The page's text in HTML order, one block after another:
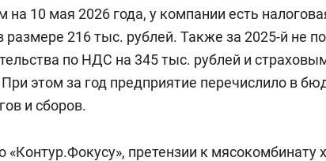
на 10 мая 2026 года, у компании есть
размере 216 тыс. рублей. Также за 2025-й не
по НДС на 345 тыс. рублей и
этом за год предприятие перечислило в
и сборов.
«Контур.Фокусу», претензии к мясокомбинату